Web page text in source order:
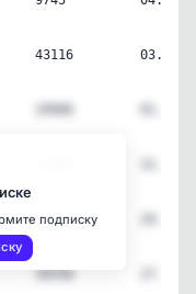
43116
29906
8652
39358
подписку